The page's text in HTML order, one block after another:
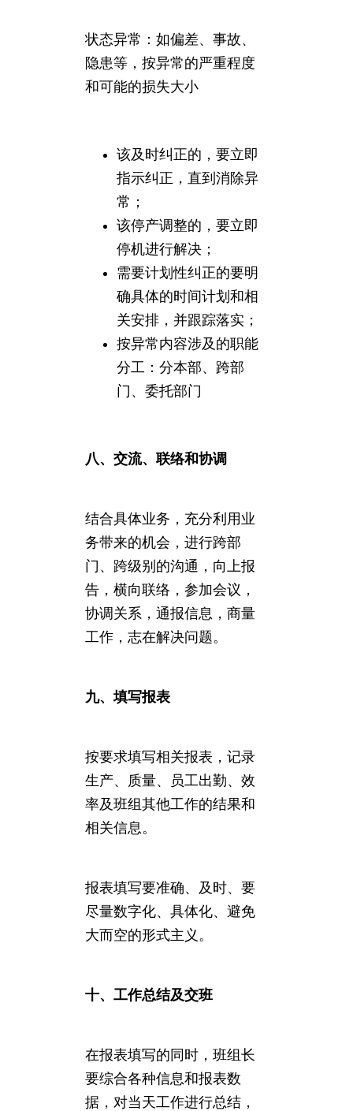
状态异常：如偏差、事故、
隐患等，按异常的严重程度
和可能的损失大小
该及时纠正的，要立即
指示纠正，直到消除异
常；
该停产调整的，要立即
停机进行解决；
需要计划性纠正的要明
确具体的时间计划和相
关安排，并跟踪落实；
按异常内容涉及的职能
分工：分本部、跨部
门、委托部门
八、交流、联络和协调
结合具体业务，充分利用业
务带来的机会，进行跨部
门、跨级别的沟通，向上报
告，横向联络，参加会议，
协调关系，通报信息，商量
工作，志在解决问题。
九、填写报表
按要求填写相关报表，记录
生产、质量、员工出勤、效
率及班组其他工作的结果和
相关信息。
报表填写要准确、及时、要
尽量数字化、具体化、避免
大而空的形式主义。
十、工作总结及交班
在报表填写的同时，班组长
要综合各种信息和报表数
据，对当天工作进行总结，